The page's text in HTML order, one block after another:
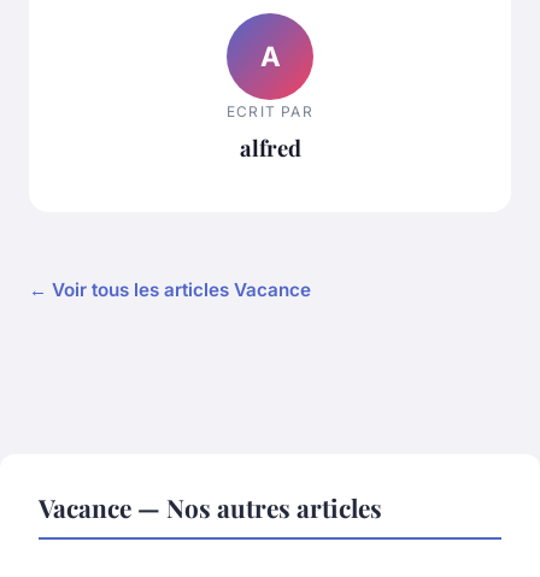
A
ECRIT PAR
alfred
← Voir tous les articles Vacance
Vacance — Nos autres articles